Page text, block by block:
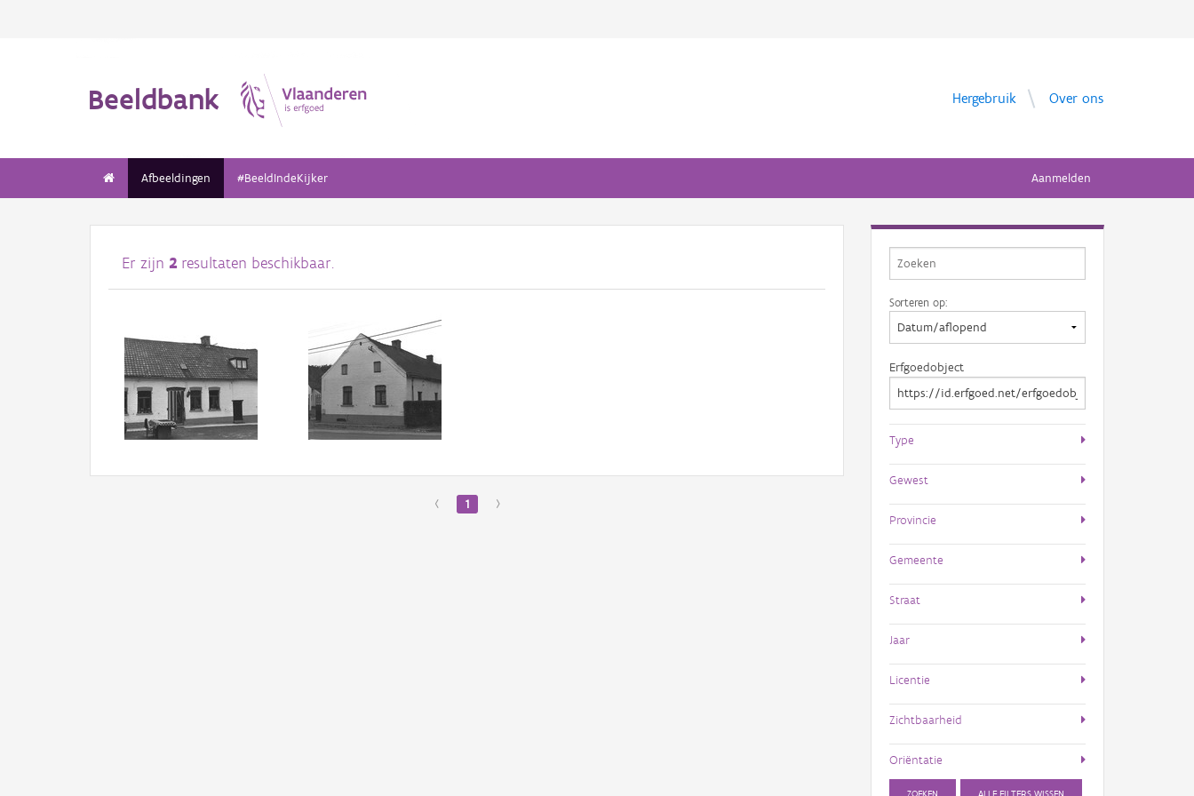
Beeldbank Hergebruik Over ons
Afbeeldingen #BeeldIndeKijker Aanmelden
Er zijn 2 resultaten beschikbaar.
‹ 1 ›
Sorteren op:
Erfgoedobject
Type
Gewest
Provincie
Gemeente
Straat
Jaar
Licentie
Zichtbaarheid
Oriëntatie